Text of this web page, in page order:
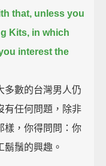
that, unless you
Kits, in which
interest the
多數的台灣男人仍
有任何問題，除非
樣，你得問問：你
鬚的興趣。